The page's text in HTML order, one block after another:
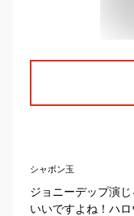
シャボン玉
ジョニーデップ演
いいですよね！ハ